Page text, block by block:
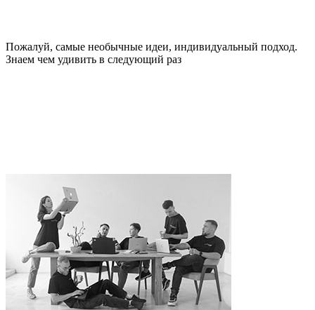
Пожалуй, самые необычные идеи, индивидуальный подход.
Знаем чем удивить в следующий раз